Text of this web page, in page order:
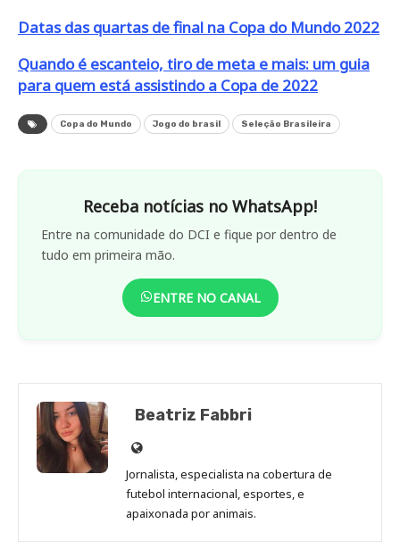
Datas das quartas de final na Copa do Mundo 2022
Quando é escanteio, tiro de meta e mais: um guia
para quem está assistindo a Copa de 2022
Copa do Mundo Jogo do brasil Seleção Brasileira
Receba notícias no WhatsApp!
Entre na comunidade do DCI e fique por dentro de
tudo em primeira mão.
ENTRE NO CANAL
Beatriz Fabbri
Site
de
Beatriz
Fabbri
Jornalista, especialista na cobertura de
futebol internacional, esportes, e
apaixonada por animais.